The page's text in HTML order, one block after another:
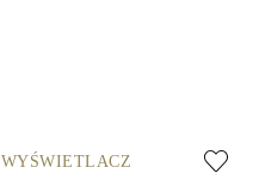
WYŚWIETLACZ